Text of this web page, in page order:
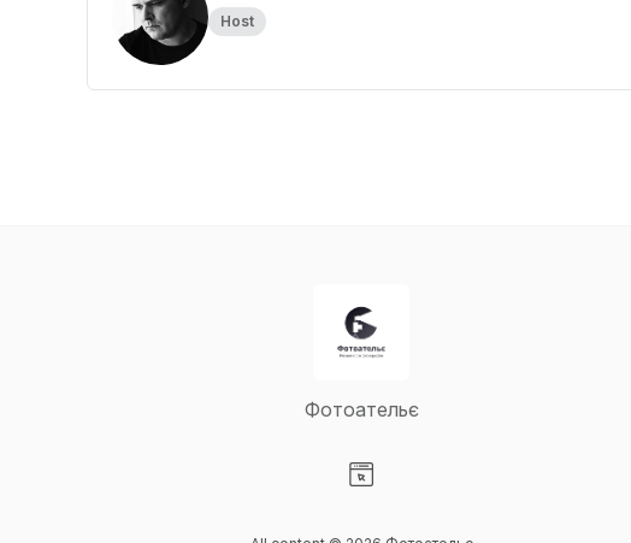
Host
Фотоательє